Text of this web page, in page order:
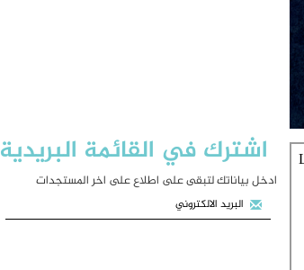
اشترك في القائمة البريدية
ادخل بياناتك لتبقى على اطلاع على اخر المستجدات